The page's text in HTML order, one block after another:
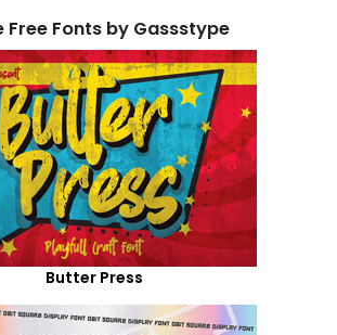
Free Fonts by Gassstype
Butter Press